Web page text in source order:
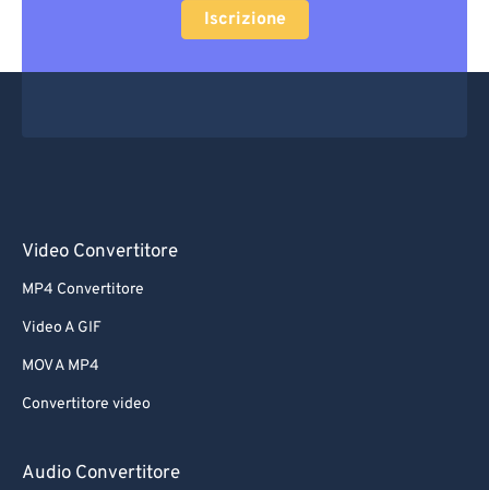
Iscrizione
Video Convertitore
MP4 Convertitore
Video A GIF
MOV A MP4
Convertitore video
Audio Convertitore